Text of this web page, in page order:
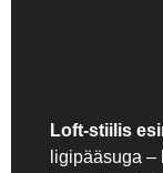
Loft-stiilis
ligipääsuga